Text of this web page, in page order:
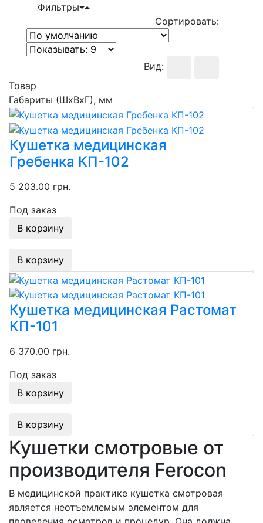
Фильтры
Сортировать:
Вид:
Товар
Габариты (ШхВхГ), мм
Кушетка медицинская
Гребенка КП-102
5 203.00 грн.
Под заказ
В корзину
В корзину
Кушетка медицинская Растомат
КП-101
6 370.00 грн.
Под заказ
В корзину
В корзину
Кушетки смотровые от
производителя Ferocon
В медицинской практике кушетка смотровая
является неотъемлемым элементом для